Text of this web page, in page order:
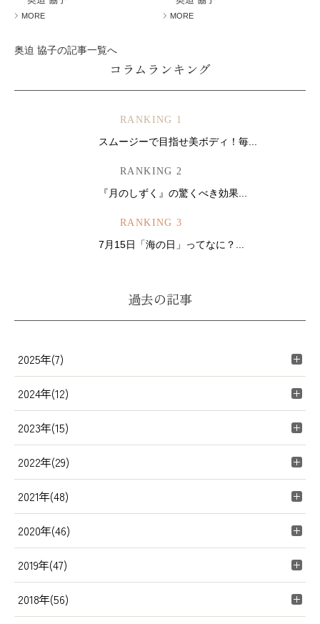
MORE MORE
奥迫 協子の記事一覧へ
コラムランキング
RANKING 1
スムージーで目指せ美ボディ！毎...
RANKING 2
『月のしずく』の驚くべき効果...
RANKING 3
7月15日「海の日」ってなに？...
過去の記事
2025年(7)
2024年(12)
2023年(15)
2022年(29)
2021年(48)
2020年(46)
2019年(47)
2018年(56)